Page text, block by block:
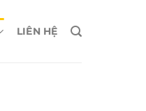
LIÊN HỆ